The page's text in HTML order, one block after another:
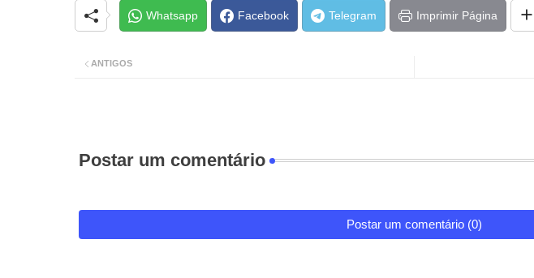
Whatsapp Facebook Telegram Imprimir Página
ANTIGOS
Postar um comentário
Postar um comentário (0)